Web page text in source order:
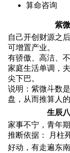
算命咨询
紫
自己开创财源之
可增置产业。
有骄傲、高洁、
家庭生活单调，
尖下巴。
说明：紫微斗数
盘，从而推算人的
生辰
家事不宁，青年
推断依据： 月柱
好动，有走遍东